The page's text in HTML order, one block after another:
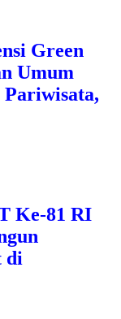
Green
Umum
Ke-81 RI
di